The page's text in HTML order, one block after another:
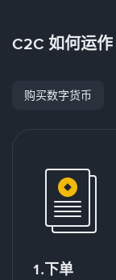
C2C 如何运作
购买数字货币
1.下单